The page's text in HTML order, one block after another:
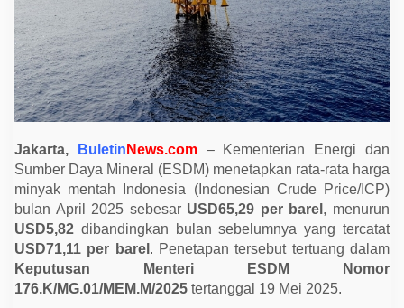
r
u
n
,
H
a
r
g
a
i
n
y
a
k
I
n
d
o
s
Jakarta, Buletin News.com– Kementerian Energi dan
Sumber Daya Mineral (ESDM) menetapkan rata-rata harga
minyak mentah Indonesia (Indonesian Crude Price/ICP)
bulan April 2025 sebesar USD65,29 per barel , menurun
USD5,82 dibandingkan bulan sebelumnya yang tercatat
USD71,11 per barel . Penetapan tersebut tertuang dalam
Keputusan Menteri ESDM Nomor
176.K/MG.01/MEM.M/2025 tertanggal 19 Mei 2025.